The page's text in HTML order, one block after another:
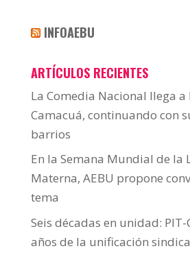
INFOAEBU
ARTÍCULOS RECIENTES
La Comedia Nacional llega a
Camacuá, continuando con
barrios
En la Semana Mundial de la
Materna, AEBU propone
tema
Seis décadas en unidad:
años de la unificación